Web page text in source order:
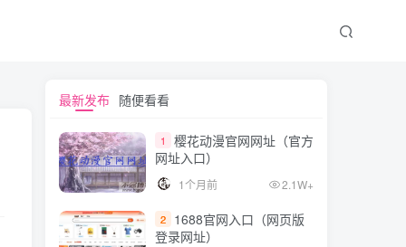
概念
范围
回环地址的特点
最新发布 随便看看
1
樱花动漫官网网址（官方
网址入口）
1个月前 2.1W+
2
1688官网入口（网页版
登录网址）